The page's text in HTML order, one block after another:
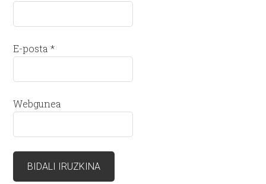
E-posta*
Webgunea